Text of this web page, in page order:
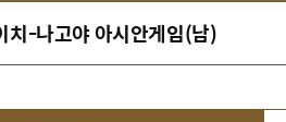
치-나고야 아시안게임(남)